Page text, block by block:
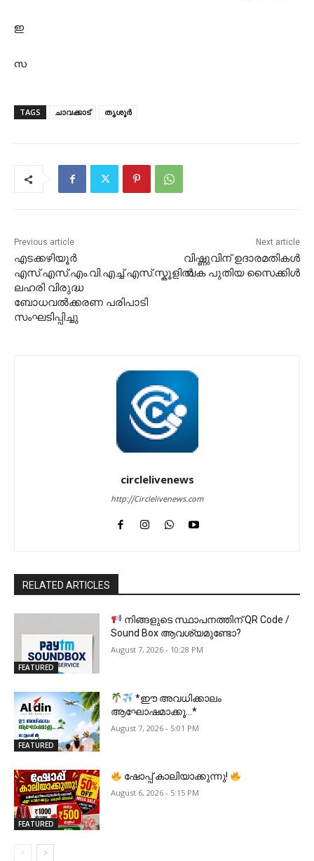
ഇ
സ
TAGS ചാവക്കാട് തൃശൂർ
Previous article
എടക്കഴിയൂർ
എസ്.എസ്.എം.വി.എച്ച്.എസ്.സ്കൂളിൽ
ലഹരി വിരുദ്ധ
ബോധവൽക്കരണ പരിപാടി
സംഘടിപ്പിച്ചു
Next article
വിഷ്ണുവിന് ഉദാരമതികൾ
വക പുതിയ സൈക്കിൾ
circlelivenews
http://Circlelivenews.com
RELATED ARTICLES
FEATURED
നിങ്ങളുടെ സ്ഥാപനത്തിന് QR Code /
Sound Box ആവശ്യമുണ്ടോ?
August 7, 2026 - 10:28 PM
FEATURED
*ഈ അവധിക്കാലം
ആഘോഷമാക്കൂ…*
August 7, 2026 - 5:01 PM
FEATURED
ഷോപ്പ് കാലിയാക്കുന്നു!
August 6, 2026 - 5:15 PM